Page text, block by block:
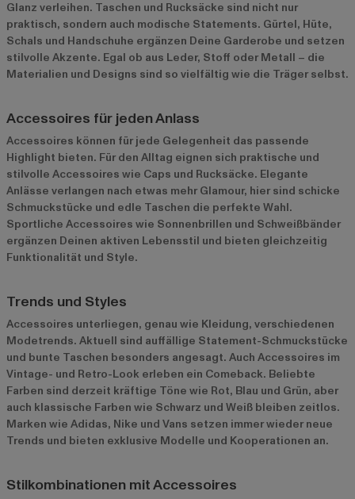
Glanz verleihen. Taschen und Rucksäcke sind nicht nur
praktisch, sondern auch modische Statements. Gürtel, Hüte,
Schals und Handschuhe ergänzen Deine Garderobe und setzen
stilvolle Akzente. Egal ob aus Leder, Stoff oder Metall – die
Materialien und Designs sind so vielfältig wie die Träger selbst.
Accessoires für jeden Anlass
Accessoires können für jede Gelegenheit das passende
Highlight bieten. Für den Alltag eignen sich praktische und
stilvolle Accessoires wie Caps und Rucksäcke. Elegante
Anlässe verlangen nach etwas mehr Glamour, hier sind schicke
Schmuckstücke und edle Taschen die perfekte Wahl.
Sportliche Accessoires wie Sonnenbrillen und Schweißbänder
ergänzen Deinen aktiven Lebensstil und bieten gleichzeitig
Funktionalität und Style.
Trends und Styles
Accessoires unterliegen, genau wie Kleidung, verschiedenen
Modetrends. Aktuell sind auffällige Statement-Schmuckstücke
und bunte Taschen besonders angesagt. Auch Accessoires im
Vintage- und Retro-Look erleben ein Comeback. Beliebte
Farben sind derzeit kräftige Töne wie Rot, Blau und Grün, aber
auch klassische Farben wie Schwarz und Weiß bleiben zeitlos.
Marken wie Adidas, Nike und Vans setzen immer wieder neue
Trends und bieten exklusive Modelle und Kooperationen an.
Stilkombinationen mit Accessoires